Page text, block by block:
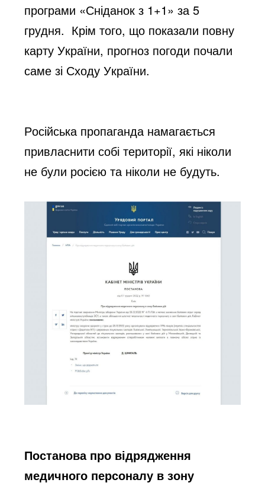
програми «Сніданок з 1+1» за 5
грудня. Крім того, що показали повну
карту України, прогноз погоди почали
саме зі Сходу України.
Російська пропаганда намагається
привласнити собі території, які ніколи
не були росією та ніколи не будуть.
Постанова про відрядження
медичного персоналу в зону